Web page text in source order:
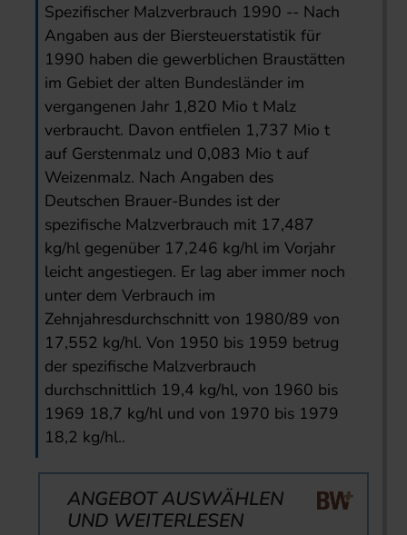
Spezifischer Malzverbrauch 1990 -- Nach
Angaben aus der Biersteuerstatistik für
1990 haben die gewerblichen Braustätten
im Gebiet der alten Bundesländer im
vergangenen Jahr 1,820 Mio t Malz
verbraucht. Davon entfielen 1,737 Mio t
auf Gerstenmalz und 0,083 Mio t auf
Weizenmalz. Nach Angaben des
Deutschen Brauer-Bundes ist der
spezifische Malzverbrauch mit 17,487
kg/hl gegenüber 17,246 kg/hl im Vorjahr
leicht angestiegen. Er lag aber immer noch
unter dem Verbrauch im
Zehnjahresdurchschnitt von 1980/89 von
17,552 kg/hl. Von 1950 bis 1959 betrug
der spezifische Malzverbrauch
durchschnittlich 19,4 kg/hl, von 1960 bis
1969 18,7 kg/hl und von 1970 bis 1979
18,2 kg/hl..
ANGEBOT AUSWÄHLEN
UND WEITERLESEN